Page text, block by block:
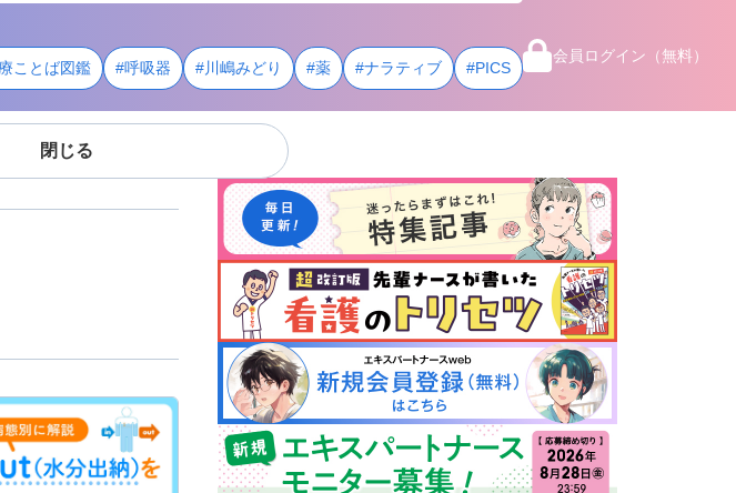
ことば図鑑 #呼吸器 #川嶋みどり #薬 #ナラティブ #PICS
閉じる
会員ログイン（無料）